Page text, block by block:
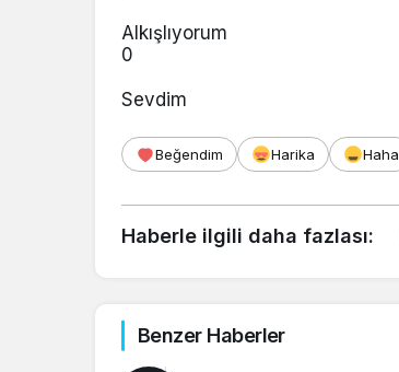
Alkışlıyorum
0
Sevdim
Beğendim Harika Haha
Haberle ilgili daha fazlası:
Benzer Haberler